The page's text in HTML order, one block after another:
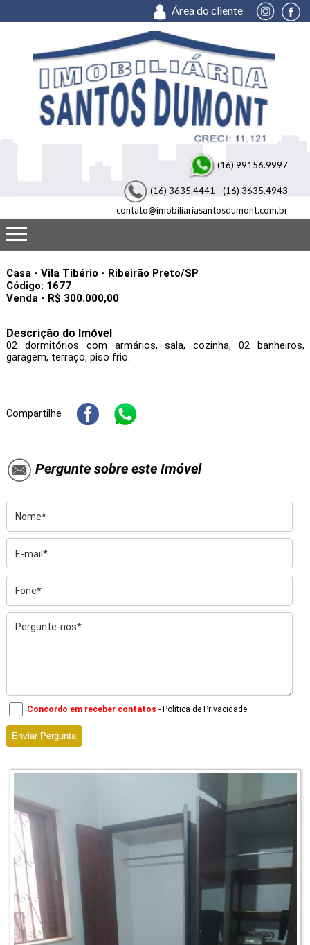
Área do cliente
(16) 99156.9997
(16) 3635.4441 - (16) 3635.4943
contato@imobiliariasantosdumont.com.br
Casa - Vila Tibério - Ribeirão Preto/SP
Código: 1677
Venda - R$ 300.000,00
Descrição do Imóvel
02 dormitórios com armários, sala, cozinha, 02 banheiros,
garagem, terraço, piso frio.
Compartilhe
Pergunte sobre este Imóvel
Concordo em receber contatos - Política de Privacidade